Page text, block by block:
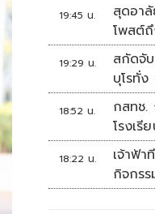
19:45 น.
สุดอา
โพสต์
19:29 น.
สกัดจั
บุโรทั่
ล้าน
18:52 น.
กสทช.
โรงเรี
ละเอีย
18:22 น.
เจ้าฟ้า
กิจกร
พระรา